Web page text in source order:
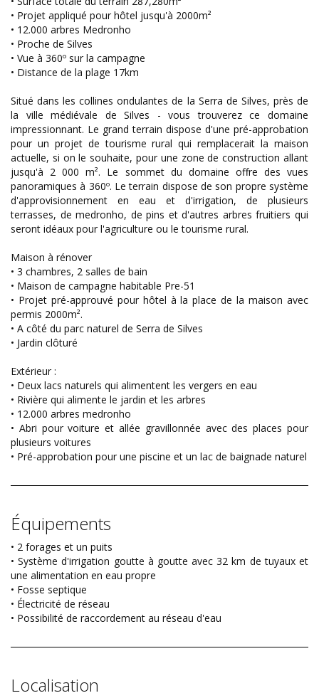
• Projet appliqué pour hôtel jusqu'à 2000m²
• 12.000 arbres Medronho
• Proche de Silves
• Vue à 360º sur la campagne
• Distance de la plage 17km
Situé dans les collines ondulantes de la Serra de Silves, près de
la ville médiévale de Silves - vous trouverez ce domaine
impressionnant. Le grand terrain dispose d'une pré-approbation
pour un projet de tourisme rural qui remplacerait la maison
actuelle, si on le souhaite, pour une zone de construction allant
jusqu'à 2 000 m². Le sommet du domaine offre des vues
panoramiques à 360º. Le terrain dispose de son propre système
d'approvisionnement en eau et d'irrigation, de plusieurs
terrasses, de medronho, de pins et d'autres arbres fruitiers qui
seront idéaux pour l'agriculture ou le tourisme rural.
Maison à rénover
• 3 chambres, 2 salles de bain
• Maison de campagne habitable Pre-51
• Projet pré-approuvé pour hôtel à la place de la maison avec
permis 2000m².
• A côté du parc naturel de Serra de Silves
• Jardin clôturé
Extérieur :
• Deux lacs naturels qui alimentent les vergers en eau
• Rivière qui alimente le jardin et les arbres
• 12.000 arbres medronho
• Abri pour voiture et allée gravillonnée avec des places pour
plusieurs voitures
• Pré-approbation pour une piscine et un lac de baignade naturel
Équipements
• 2 forages et un puits
• Système d'irrigation goutte à goutte avec 32 km de tuyaux et
une alimentation en eau propre
• Fosse septique
• Électricité de réseau
• Possibilité de raccordement au réseau d'eau
Localisation